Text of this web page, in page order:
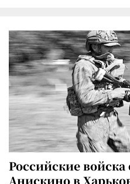
Российские
Анискино в